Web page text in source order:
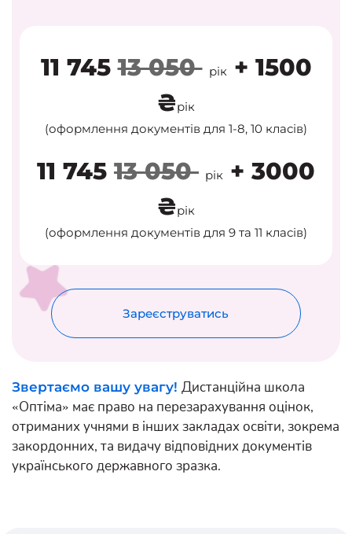
11 74513 050 рік+ 1500
₴рік
(оформлення документів для 1-8, 10 класів)
11 745 13 050 рік + 3000
₴рік
(оформлення документів для 9 та 11 класів)
Зареєструватись
Звертаємо вашу увагу! Дистанційна школа
«Оптіма» має право на перезарахування оцінок,
отриманих учнями в інших закладах освіти, зокрема
закордонних, та видачу відповідних документів
українського державного зразка.